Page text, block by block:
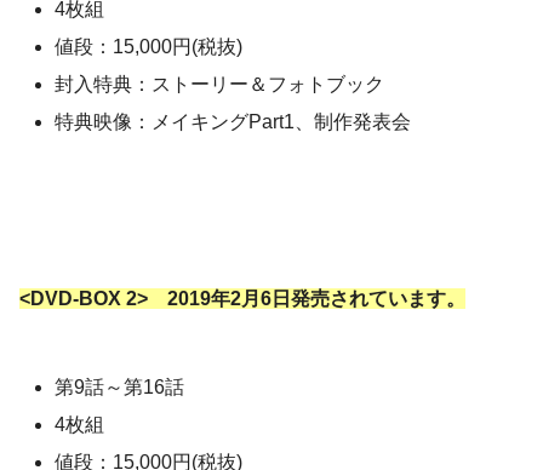
4枚組
値段：15,000円(税抜)
封入特典：ストーリー＆フォトブック
特典映像：メイキングPart1、制作発表会
<DVD-BOX 2> 2019年2月6日発売されています。
第9話～第16話
4枚組
値段：15,000円(税抜)